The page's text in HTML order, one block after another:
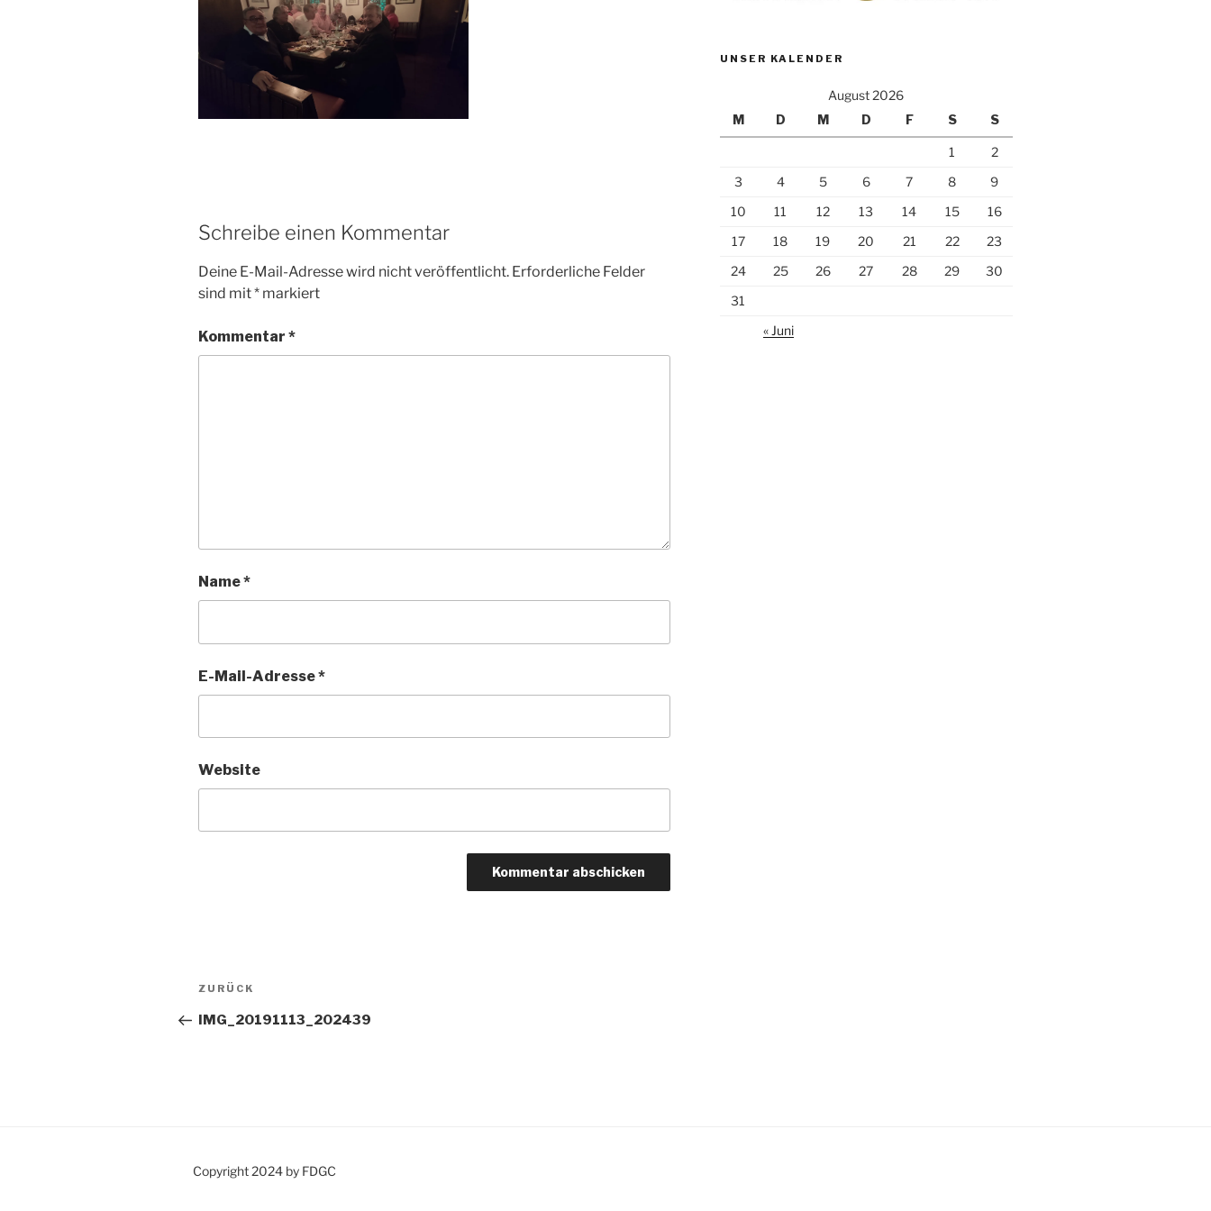
Schreibe einen Kommentar
Deine E-Mail-Adresse wird nicht veröffentlicht. Erforderliche Felder
sind mit* markiert
Kommentar *
Name*
E-Mail-Adresse*
Website
Beitragsnavigation
Vorheriger
ZURÜCK
IMG_20191113_202439
UNSER KALENDER
August 2026
M
D M D F S S
1
2
3
4 5 6 7 8
9
10
11 12 13 14 15
16
17
18 19 20 21 22
23
24
25 26 27 28 29
30
31
« Juni
Copyright 2024 by FDGC